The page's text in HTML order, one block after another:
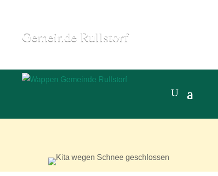
Gemeinde Rullstorf